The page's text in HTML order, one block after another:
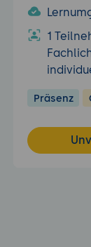
1
Präsenz